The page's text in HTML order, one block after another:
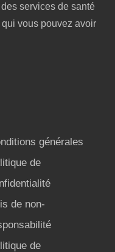
services de santé
vous pouvez avoir
générales
de
de non-
de